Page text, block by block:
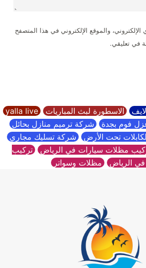
والموقع الإلكتروني في هذا المتصفح
في تعليقي.
الاسطورة لبث المباريات yalla live
فوم بجدة شركة ترميم منازل بحائل
تحت الأرض شركة تسليك مجاري
مظلات سيارات في الرياض تركيب
الرياض مظلات وسواتر